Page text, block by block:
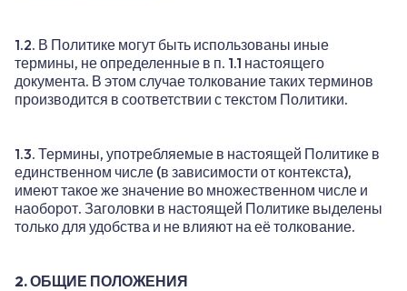
1.2. В Политике могут быть использованы иные
термины, не определенные в п. 1.1 настоящего
документа. В этом случае толкование таких терминов
производится в соответствии с текстом Политики.
1.3. Термины, употребляемые в настоящей Политике в
единственном числе (в зависимости от контекста),
имеют такое же значение во множественном числе и
наоборот. Заголовки в настоящей Политике выделены
только для удобства и не влияют на её толкование.
2. ОБЩИЕ ПОЛОЖЕНИЯ